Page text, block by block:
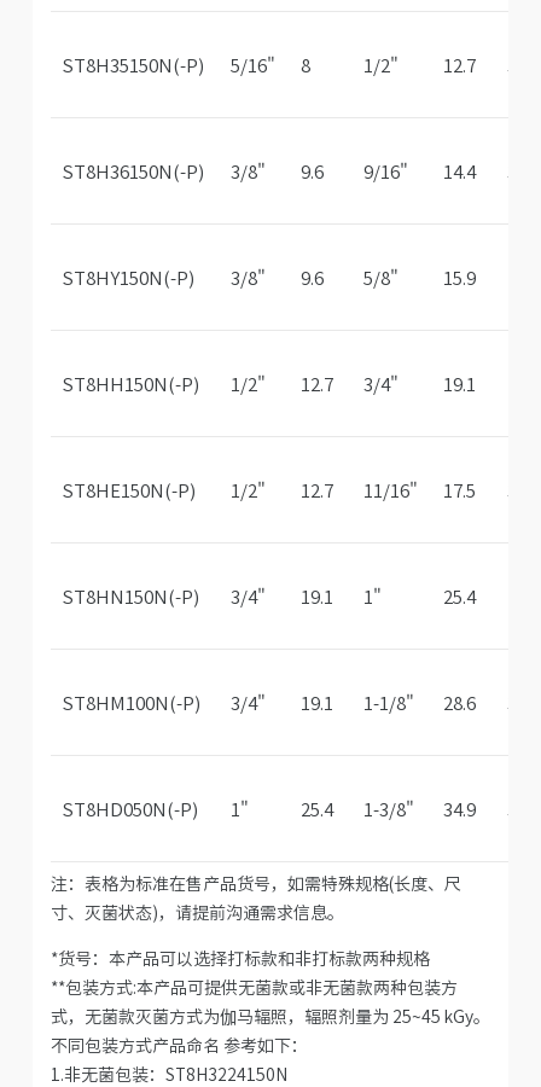
ST8H35150N(-P) 5/16" 8 1/2" 12.7 3/
ST8H36150N(-P) 3/8" 9.6 9/16" 14.4 3/
ST8HY150N(-P) 3/8" 9.6 5/8" 15.9
ST8HH150N(-P) 1/2" 12.7 3/4" 19.1
ST8HE150N(-P) 1/2" 12.7 11/16" 17.5 3/
ST8HN150N(-P) 3/4" 19.1 1" 25.4
ST8HM100N(-P) 3/4" 19.1 1-1/8" 28.6 3/
ST8HD050N(-P) 1" 25.4 1-3/8" 34.9 3/
注：表格为标准在售产品货号，如需特殊规格(长度、尺
寸、灭菌状态)，请提前沟通需求信息。
*货号：本产品可以选择打标款和非打标款两种规格
**包装方式:本产品可提供无菌款或非无菌款两种包装方
式，无菌款灭菌方式为伽马辐照，辐照剂量为 25~45 kGy。
不同包装方式产品命名 参考如下：
1.非无菌包装：ST8H3224150N